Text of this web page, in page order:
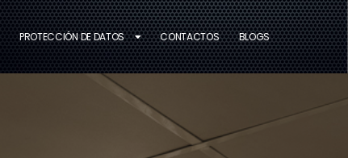
PROTECCIÓN DE DATOS CONTACTOS BLOGS